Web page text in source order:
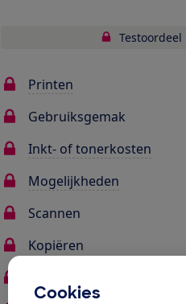
Cookies
Testoordeel
Printen
Gebruiksgemak
Inkt- of tonerkosten
Mogelijkheden
Scannen
Kopiëren